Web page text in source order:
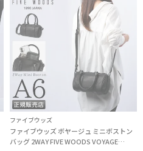
ファイブウッズ
ファイブウッズ ボヤージュ ミニボストン
バッグ 2WAY FIVE WOODS VOYAGE